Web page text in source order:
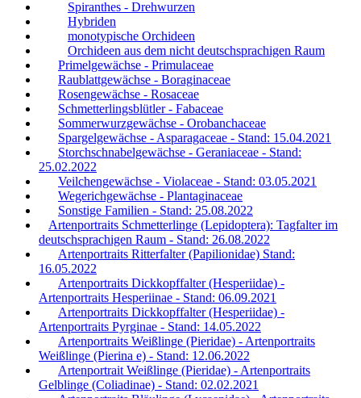
Spiranthes - Drehwurzen
Hybriden
monotypische Orchideen
Orchideen aus dem nicht deutschsprachigen Raum
Primelgewächse - Primulaceae
Raublattgewächse - Boraginaceae
Rosengewächse - Rosaceae
Schmetterlingsblütler - Fabaceae
Sommerwurzgewächse - Orobanchaceae
Spargelgewächse - Asparagaceae - Stand: 15.04.2021
Storchschnabelgewächse - Geraniaceae - Stand:
25.02.2022
Veilchengewächse - Violaceae - Stand: 03.05.2021
Wegerichgewächse - Plantaginaceae
Sonstige Familien - Stand: 25.08.2022
Artenportraits Schmetterlinge (Lepidoptera): Tagfalter im
deutschsprachigen Raum - Stand: 26.08.2022
Artenportraits Ritterfalter (Papilionidae) Stand:
16.05.2022
Artenportraits Dickkopffalter (Hesperiidae) -
Artenportraits Hesperiinae - Stand: 06.09.2021
Artenportraits Dickkopffalter (Hesperiidae) -
Artenportraits Pyrginae - Stand: 14.05.2022
Artenportraits Weißlinge (Pieridae) - Artenportraits
Weißlinge (Pierina e) - Stand: 12.06.2022
Artenportrait Weißlinge (Pieridae) - Artenportraits
Gelblinge (Coliadinae) - Stand: 02.02.2021